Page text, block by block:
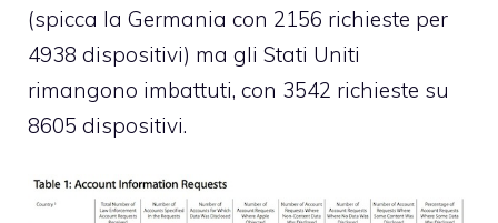
(spicca la Germania con 2156 richieste per
4938 dispositivi) ma gli Stati Uniti
rimangono imbattuti, con 3542 richieste su
8605 dispositivi.